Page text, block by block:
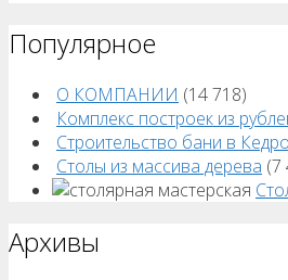
Популярное
О КОМПАНИИ (14 718)
Комплекс построек из
Строительство бани в
Столы из массива дерева (7
Архивы